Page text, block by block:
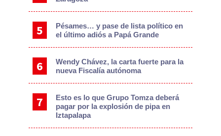
Pésames… y pase de lista político en
el último adiós a Papá Grande
Wendy Chávez, la carta fuerte para la
nueva Fiscalía autónoma
Esto es lo que Grupo Tomza deberá
pagar por la explosión de pipa en
Iztapalapa